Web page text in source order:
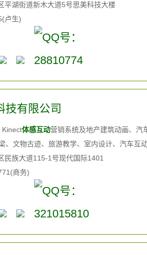
光走廊、LED背投沙盘、LCD拼接屏、iPad
模型制作、规划模型设计、建筑模型
平湖街道新木大道5号思美科技大楼
卢生)
技有限公司
Kinect体感互动营销系统及地产建筑动画、汽
、文物古迹、旅游教学、室内设计、汽车互
民族大道115-1号现代国际1401
商务)